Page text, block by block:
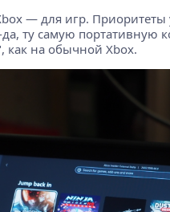
— для игр.
ту самую портативную
как на обычной Xbox.